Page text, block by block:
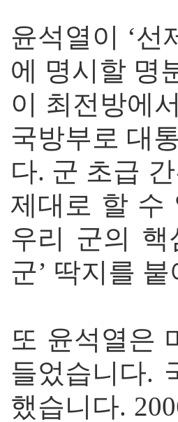
윤석열이 ‘선
에 명시할 명
이 최전방에
국방부로 대
다. 군 초급
제대로 할 수
우리 군의 핵
군’ 딱지를
또 윤석열은
들었습니다.
했습니다.